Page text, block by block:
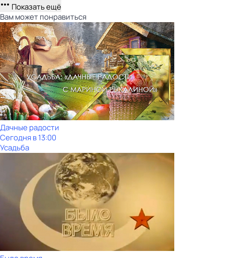
Показать ещё
Вам может понравиться
Дачные радости
Сегодня в 13:00
Усадьба